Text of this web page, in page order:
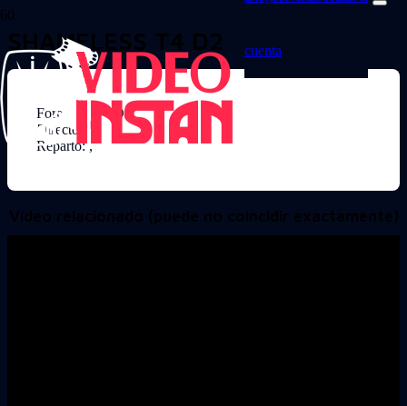
cuenta
SHAMELESS T4 D2
Formato: DVD
Director:
Reparto: ,
Video relacionado (puede no coincidir exactamente)